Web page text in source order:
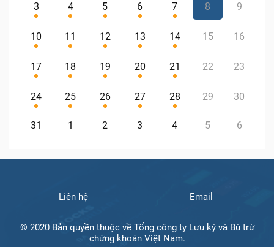
3 4 5 6 7 8 9
10 11 12 13 14 15 16
17 18 19 20 21 22 23
24 25 26 27 28 29 30
31 1 2 3 4 5 6
Liên hệ Email
© 2020 Bản quyền thuộc về Tổng công ty Lưu ký và Bù trừ
chứng khoán Việt Nam.